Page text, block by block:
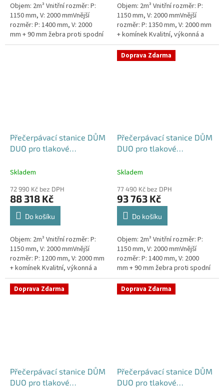
Objem: 2m³ Vnitřní rozměr: P:
1150 mm, V: 2000 mmVnější
rozměr: P: 1400 mm, V: 2000
mm + 90 mm žebra proti spodní
vodě + komínek Kvalitní,
Objem: 2m³ Vnitřní rozměr: P:
1150 mm, V: 2000 mmVnější
rozměr: P: 1350 mm, V: 2000 mm
+ komínek Kvalitní, výkonná a
extrémně spolehlivá
přečerpávací stanice k
rodinným a...
Přečerpávací stanice DŮM
DUO pro tlakové
nádrž 2m3
Skladem
72 990 Kč bez DPH
88 318 Kč
Do košíku
Objem: 2m³ Vnitřní rozměr: P:
1150 mm, V: 2000 mmVnější
rozměr: P: 1200 mm, V: 2000 mm
+ komínek Kvalitní, výkonná a
extrémně spolehlivá
přečerpávací stanice k
rodinným a...
Doprava Zdarma
Přečerpávací stanice DŮM
DUO pro tlakové
nádrž 2m3
Skladem
77 490 Kč bez DPH
93 763 Kč
Do košíku
Objem: 2m³ Vnitřní rozměr: P:
1150 mm, V: 2000 mmVnější
rozměr: P: 1400 mm, V: 2000
mm + 90 mm žebra proti spodní
vodě + komínek Kvalitní,
výkonná a extrémně spolehlivá...
Doprava Zdarma
Přečerpávací stanice DŮM
DUO pro tlakové
Doprava Zdarma
Přečerpávací stanice DŮM
DUO pro tlakové